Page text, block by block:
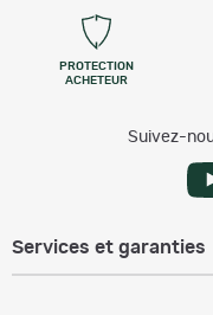
PROTECTION
ACHETEUR
Suivez-
Services et garanties